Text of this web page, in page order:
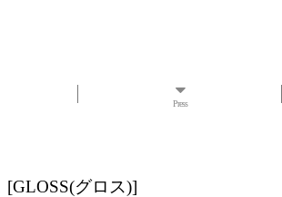
Press
[GLOSS(グロス)]